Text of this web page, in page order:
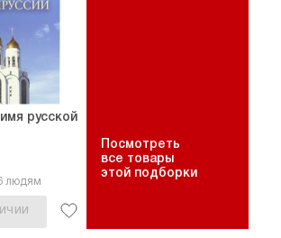
русской
людям
Посмотреть
все товары
этой подборки